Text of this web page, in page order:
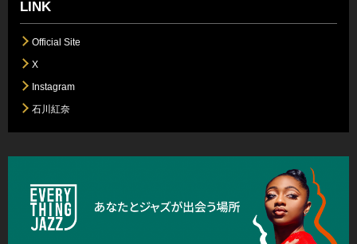
LINK
Official Site
X
Instagram
石川紅奈